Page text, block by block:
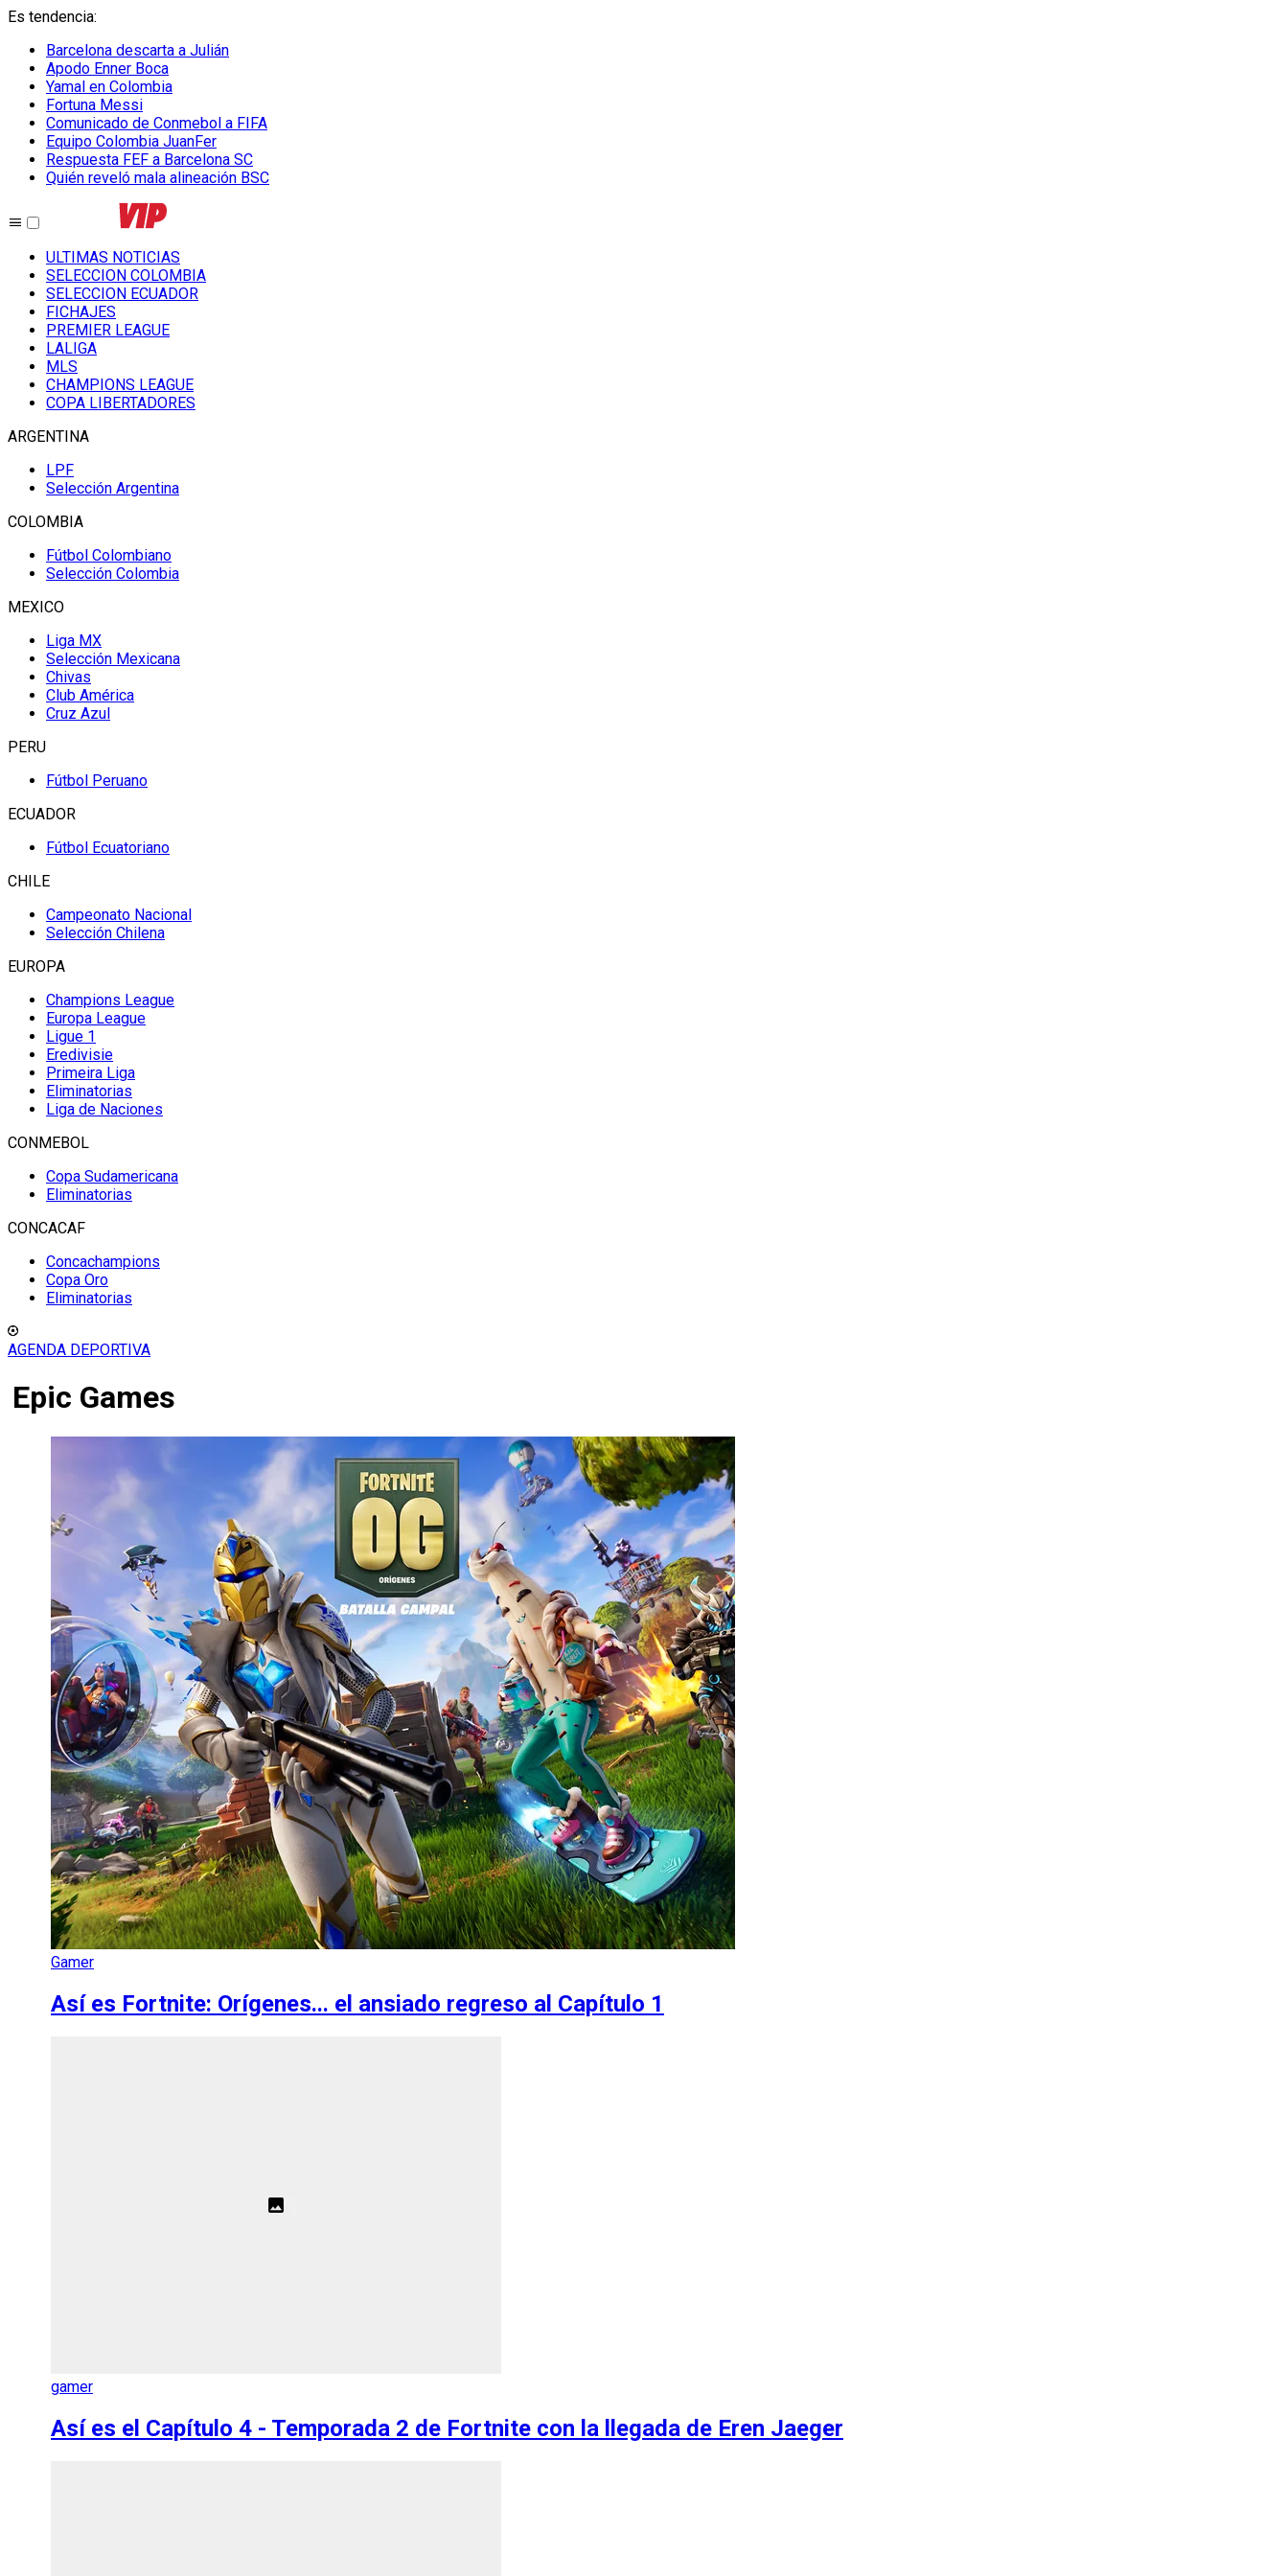
Es tendencia:
Barcelona descarta a Julián
Apodo Enner Boca
Yamal en Colombia
Fortuna Messi
Comunicado de Conmebol a FIFA
Equipo Colombia JuanFer
Respuesta FEF a Barcelona SC
Quién reveló mala alineación BSC
ULTIMAS NOTICIAS
SELECCION COLOMBIA
SELECCION ECUADOR
FICHAJES
PREMIER LEAGUE
LALIGA
MLS
CHAMPIONS LEAGUE
COPA LIBERTADORES
ARGENTINA
LPF
Selección Argentina
COLOMBIA
Fútbol Colombiano
Selección Colombia
MEXICO
Liga MX
Selección Mexicana
Chivas
Club América
Cruz Azul
PERU
Fútbol Peruano
ECUADOR
Fútbol Ecuatoriano
CHILE
Campeonato Nacional
Selección Chilena
EUROPA
Champions League
Europa League
Ligue 1
Eredivisie
Primeira Liga
Eliminatorias
Liga de Naciones
CONMEBOL
Copa Sudamericana
Eliminatorias
CONCACAF
Concachampions
Copa Oro
Eliminatorias
AGENDA DEPORTIVA
Epic Games
Gamer
Así es Fortnite: Orígenes... el ansiado regreso al Capítulo 1
gamer
Así es el Capítulo 4 - Temporada 2 de Fortnite con la llegada de Eren Jaeger